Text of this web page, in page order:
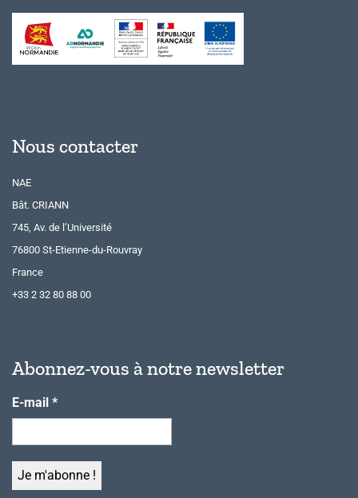
Nous contacter
NAE
Bât. CRIANN
745, Av. de l’Université
76800 St-Etienne-du-Rouvray
France
+33 2 32 80 88 00
Abonnez-vous à notre newsletter
E-mail *